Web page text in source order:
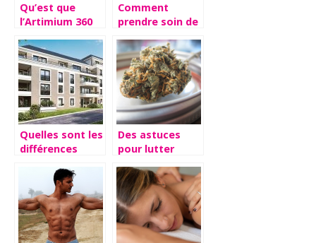
Qu’est que
l’Artimium 360
ses avantages?
Comment
prendre soin de
la preserver ?
Quelles sont les
différences
résidences
seniors et les
EHPAD ?
Des astuces
pour lutter